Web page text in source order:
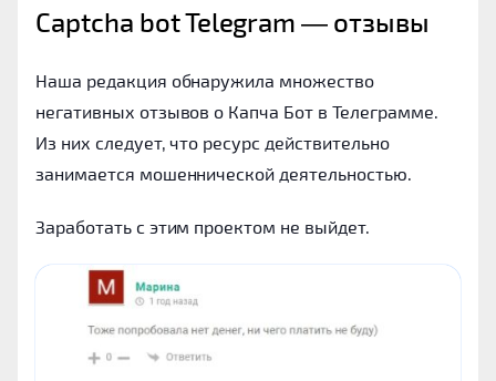
Captcha bot Telegram ― отзывы
Наша редакция обнаружила множество
негативных отзывов о Капча Бот в Телеграмме.
Из них следует, что ресурс действительно
занимается мошеннической деятельностью.
Заработать с этим проектом не выйдет.